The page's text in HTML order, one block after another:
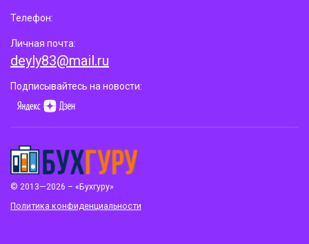
© 2013—2026 – «Бухгуру»
Политика конфиденциальности
Телефон:
Личная почта:
deyly83@mail.ru
Подписывайтесь на новости: